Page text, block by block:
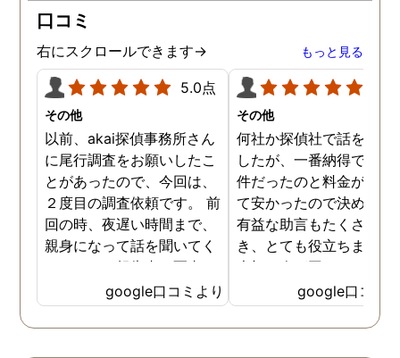
口コミ
右にスクロールできます→ もっと見る
5.0点
その他
以前、akai探偵事務所さん
に尾行調査をお願いしたこ
とがあったので、今回は、
２度目の調査依頼です。 前
回の時、夜遅い時間まで、
親身になって話を聞いてく
れたのと、報告書の写真
が、場所が悪かったのに、
とても鮮明に写っていたの
で、再度、調査をお願いさ
google口コミより
その他
何社か探偵社で話を聞き
したが、一番納得できる
件だったのと料金が比較
て安かったので決めまし
有益な助言もたくさん頂
き、とても役立ちました
大切な人が困っていたら
番に紹介したいと思える
偵事務所です
google口コミ